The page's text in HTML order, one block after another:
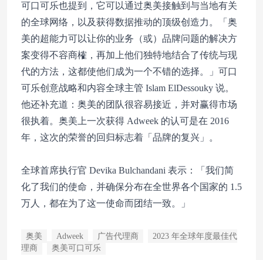
可口可乐也提到，它可以通过奥美接触到与当地有关
的全球网络，以及获得数据推动的顶级创造力。「奥
美的超能力可以让你的业务（或）品牌问题的解决方
案变得不容商榷，再加上他们独特地结合了传统与现
代的方法，这都使他们成为一个不错的选择。」可口
可乐创意战略和内容全球主管 Islam ElDessouky 说。
他还补充道：奥美的团队很容易接近，并对赢得市场
很执着。奥美上一次获得 Adweek 的认可是在 2016
年，这次的荣誉的回归标志着「品牌的复兴」。
全球首席执行官 Devika Bulchandani 表示：「我们简
化了我们的使命，并确保分布在全世界各个国家的 1.5
万人，都在为了这一使命而团结一致。」
奥美 Adweek 广告代理商
2023 年全球年度最佳代
理商
奥美可口可乐